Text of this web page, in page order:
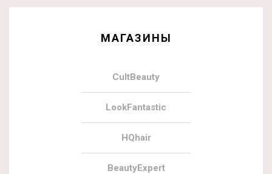
МАГАЗИНЫ
CultBeauty
LookFantastic
HQhair
BeautyExpert